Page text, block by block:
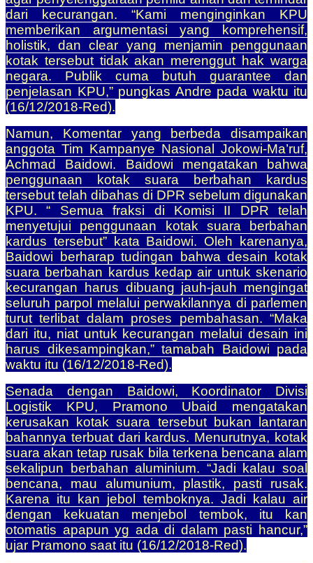
dari kecurangan. “Kami menginginkan KPU
memberikan argumentasi yang komprehensif,
holistik, dan clear yang menjamin penggunaan
kotak tersebut tidak akan merenggut hak warga
negara. Publik cuma butuh guarantee dan
penjelasan KPU,” pungkas Andre pada waktu itu
(16/12/2018-Red).
Namun, Komentar yang berbeda disampaikan
anggota Tim Kampanye Nasional Jokowi-Ma’ruf,
Achmad Baidowi. Baidowi mengatakan bahwa
penggunaan kotak suara berbahan kardus
tersebut telah dibahas di DPR sebelum digunakan
KPU. “ Semua fraksi di Komisi II DPR telah
menyetujui penggunaan kotak suara berbahan
kardus tersebut” kata Baidowi. Oleh karenanya,
Baidowi berharap tudingan bahwa desain kotak
suara berbahan kardus kedap air untuk skenario
kecurangan harus dibuang jauh-jauh mengingat
seluruh parpol melalui perwakilannya di parlemen
turut terlibat dalam proses pembahasan. “Maka
dari itu, niat untuk kecurangan melalui desain ini
harus dikesampingkan,” tamabah Baidowi pada
waktu itu (16/12/2018-Red).
Senada dengan Baidowi, Koordinator Divisi
Logistik KPU, Pramono Ubaid mengatakan
kerusakan kotak suara tersebut bukan lantaran
bahannya terbuat dari kardus. Menurutnya, kotak
suara akan tetap rusak bila terkena bencana alam
sekalipun berbahan aluminium. “Jadi kalau soal
bencana, mau alumunium, plastik, pasti rusak.
Karena itu kan jebol temboknya. Jadi kalau air
dengan kekuatan menjebol tembok, itu kan
otomatis apapun yg ada di dalam pasti hancur,”
ujar Pramono saat itu (16/12/2018-Red).